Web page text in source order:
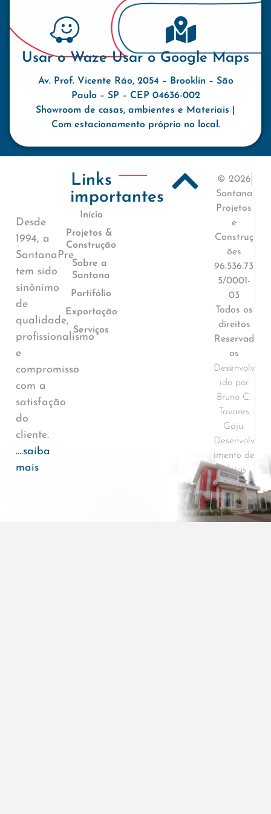
Usar o Waze Usar o Google Maps
Av. Prof. Vicente Ráo, 2054 – Brooklin – São
Paulo – SP – CEP 04636-002
Showroom de casas, ambientes e Materiais |
Com estacionamento próprio no local.
Desde
1994, a
SantanaPre
tem sido
sinônimo
de
qualidade,
profissionalismo
e
compromisso
com a
satisfação
do
cliente.
….saiba
mais
Links
importantes
Início
Projetos &
Construção
Sobre a
Santana
Portifólio
Exportação
Serviços
© 2026
Santana
Projetos
e
Construç
ões
96.536.73
5/0001-
03
Todos os
direitos
Reservad
os
Desenvolv
ido por
Bruno C.
Tavares
Gaju.
Desenvolv
imento de
ideias
Políticas e
Termos